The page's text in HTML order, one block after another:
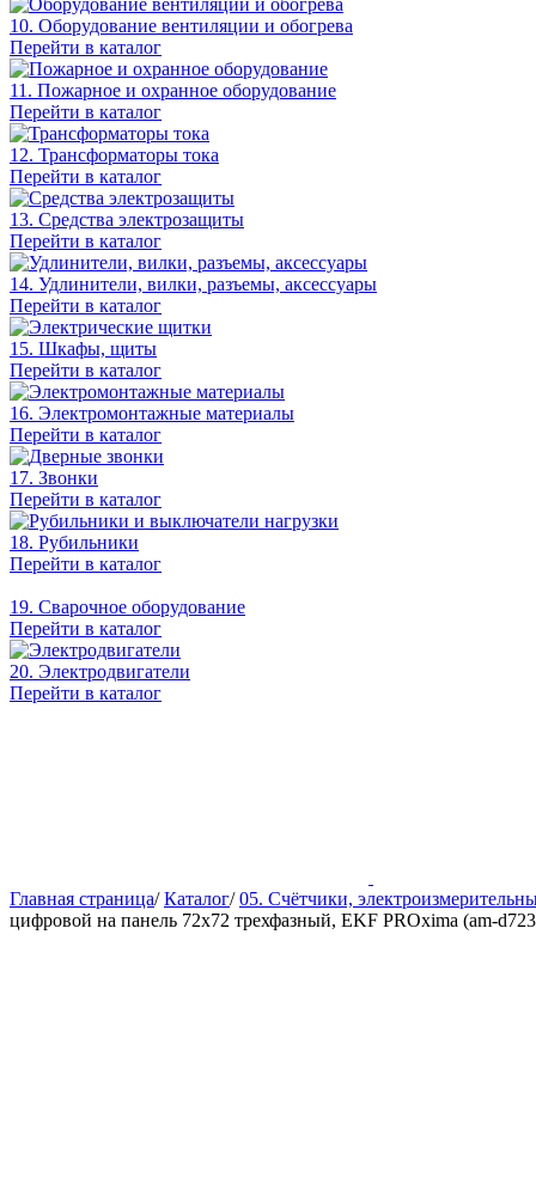
10. Оборудование вентиляции и обогрева
Перейти в каталог
11. Пожарное и охранное оборудование
Перейти в каталог
12. Трансформаторы тока
Перейти в каталог
13. Средства электрозащиты
Перейти в каталог
14. Удлинители, вилки, разъемы, аксессуары
Перейти в каталог
15. Шкафы, щиты
Перейти в каталог
16. Электромонтажные материалы
Перейти в каталог
17. Звонки
Перейти в каталог
18. Рубильники
Перейти в каталог
19. Сварочное оборудование
Перейти в каталог
20. Электродвигатели
Перейти в каталог
Главная страница/ Каталог/ 05. Счётчики,
цифровой на панель 72х72 трехфазный, EKF PROxima (am-